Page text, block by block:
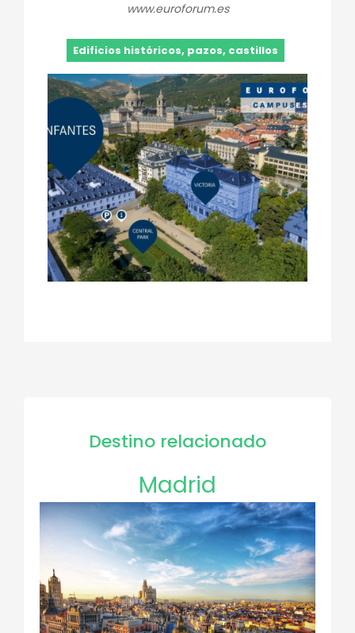
www.euroforum.es
Edificios históricos, pazos, castillos
Destino relacionado
Madrid